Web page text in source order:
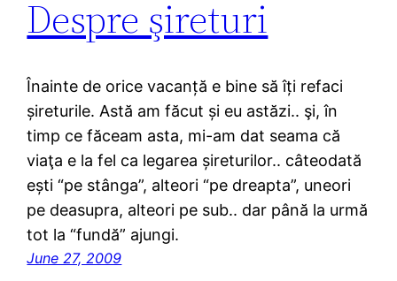
Despre şireturi
Înainte de orice vacanță e bine să îți refaci
șireturile. Astă am făcut și eu astăzi.. şi, în
timp ce făceam asta, mi-am dat seama că
viaţa e la fel ca legarea șireturilor.. câteodată
ești “pe stânga”, alteori “pe dreapta”, uneori
pe deasupra, alteori pe sub.. dar până la urmă
tot la “fundă” ajungi.
June 27, 2009